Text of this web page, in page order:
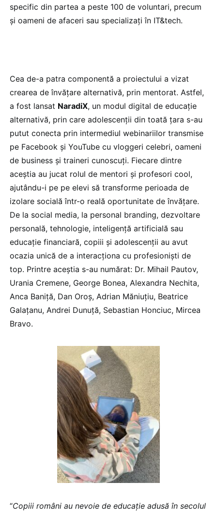
specific din partea a peste 100 de voluntari, precum
și oameni de afaceri sau specializați în IT&tech.
Cea de-a patra componentă a proiectului a vizat
crearea de învățare alternativă, prin mentorat. Astfel,
a fost lansat NaradiX, un modul digital de educație
alternativă, prin care adolescenții din toată țara s-au
putut conecta prin intermediul webinariilor transmise
pe Facebook și YouTube cu vloggeri celebri, oameni
de business și traineri cunoscuți. Fiecare dintre
aceștia au jucat rolul de mentori și profesori cool,
ajutându-i pe pe elevi să transforme perioada de
izolare socială într-o reală oportunitate de învățare.
De la social media, la personal branding, dezvoltare
personală, tehnologie, inteligență artificială sau
educație financiară, copiii și adolescenții au avut
ocazia unică de a interacționa cu profesioniști de
top. Printre aceștia s-au numărat: Dr. Mihail Pautov,
Urania Cremene, George Bonea, Alexandra Nechita,
Anca Baniță, Dan Oroș, Adrian Măniuțiu, Beatrice
Galațanu, Andrei Dunuță, Sebastian Honciuc, Mircea
Bravo.
“Copiii români au nevoie de educație adusă în secolul